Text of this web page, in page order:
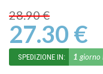
28.90 €
27.30 €
SPEDIZIONE IN: 1 giorno